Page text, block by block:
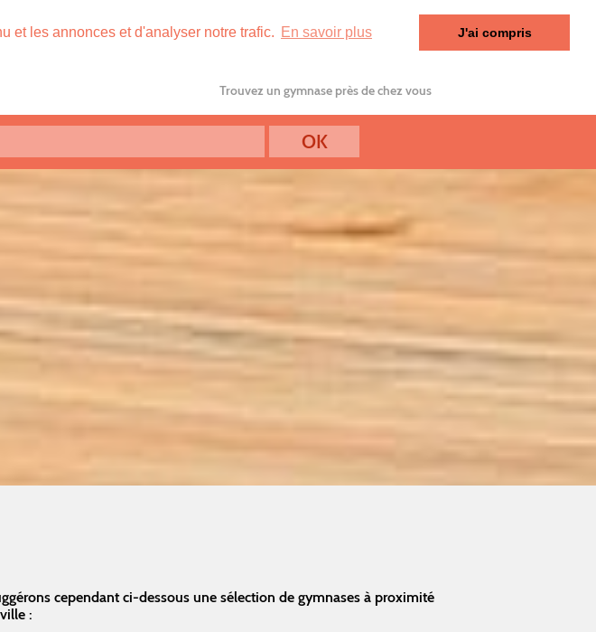
et les annonces et d'analyser notre trafic. En savoir plus J'ai compris
Trouvez un gymnase près de chez vous
cependant ci-dessous une sélection de gymnases à proximité
: